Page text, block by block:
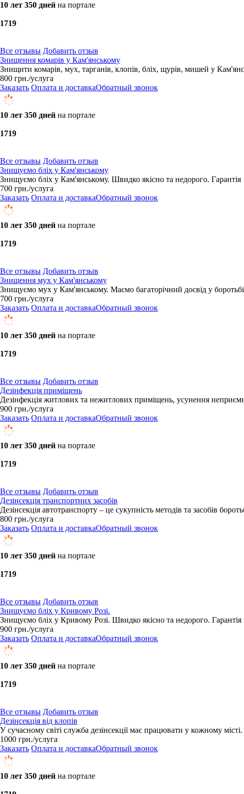
10 лет 350 дней на портале
1719
Все отзывы Добавить отзыв
Знищення комарів у Кам'янському
Знищити комарів, мух, тарганів, клопів, бліх, щурів, мишей у
800 грн./услуга
Заказать Оплата и доставкаОбратный звонок
10 лет 350 дней на портале
1719
Все отзывы Добавить отзыв
Знищуємо бліх у Кам'янському
Знищуємо бліх у Кам'янському. Швидко якісно та недорого. Гарантія
700 грн./услуга
Заказать Оплата и доставкаОбратный звонок
10 лет 350 дней на портале
1719
Все отзывы Добавить отзыв
Знищення мух у Кам'янському
Знищуємо мух у Кам'янському. Маємо багаторічний досвід у
700 грн./услуга
Заказать Оплата и доставкаОбратный звонок
10 лет 350 дней на портале
1719
Все отзывы Добавить отзыв
Дезінфекція приміщень
Дезінфекція житлових та нежитлових приміщень, усунення
900 грн./услуга
Заказать Оплата и доставкаОбратный звонок
10 лет 350 дней на портале
1719
Все отзывы Добавить отзыв
Дезінсекція транспортних засобів
​Дезінсекція автотранспорту – це сукупність методів та засобів
800 грн./услуга
Заказать Оплата и доставкаОбратный звонок
10 лет 350 дней на портале
1719
Все отзывы Добавить отзыв
Знищуємо бліх у Кривому Розі.
Знищуємо бліх у Кривому Розі. Швидко якісно та недорого. Гарантія
900 грн./услуга
Заказать Оплата и доставкаОбратный звонок
10 лет 350 дней на портале
1719
Все отзывы Добавить отзыв
Дезінсекція від клопів
​У сучасному світі служба дезінсекції має працювати у кожному
1000 грн./услуга
Заказать Оплата и доставкаОбратный звонок
10 лет 350 дней на портале